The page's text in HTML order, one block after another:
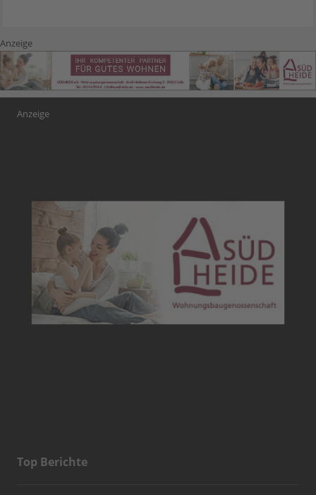
Anzeige
Anzeige
Top Berichte